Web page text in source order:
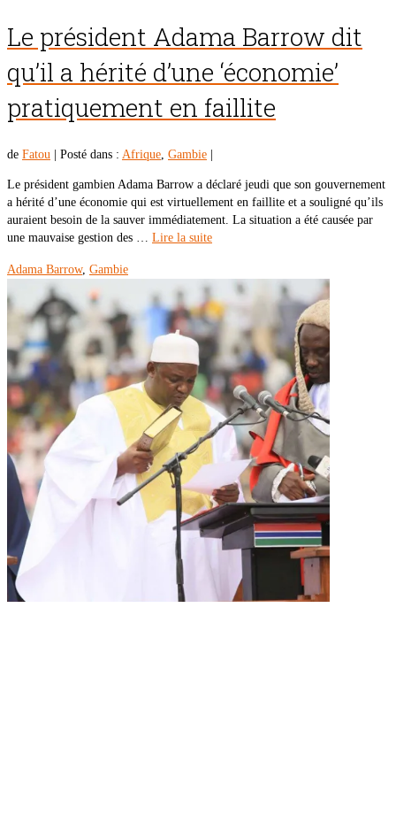
Le président Adama Barrow dit
qu’il a hérité d’une ‘économie’
pratiquement en faillite
de Fatou Posté dans : Afrique, Gambie
Le président gambien Adama Barrow a déclaré jeudi que son gouvernement
a hérité d’une économie qui est virtuellement en faillite et a souligné qu’ils
auraient besoin de la sauver immédiatement. La situation a été causée par
une mauvaise gestion des … Lire la suite
Adama Barrow, Gambie